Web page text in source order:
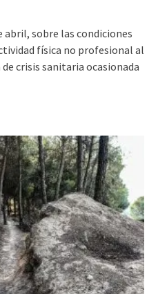
abril, sobre las condiciones
física no profesional al
crisis sanitaria ocasionada